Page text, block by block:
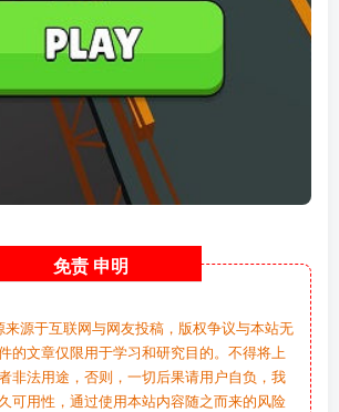
免责 申明
来源于互联网与网友投稿，版权争议与本站无
的文章仅限用于学习和研究目的。不得将上
非法用途，否则，一切后果请用户自负，我
可用性，通过使用本站内容随之而来的风险